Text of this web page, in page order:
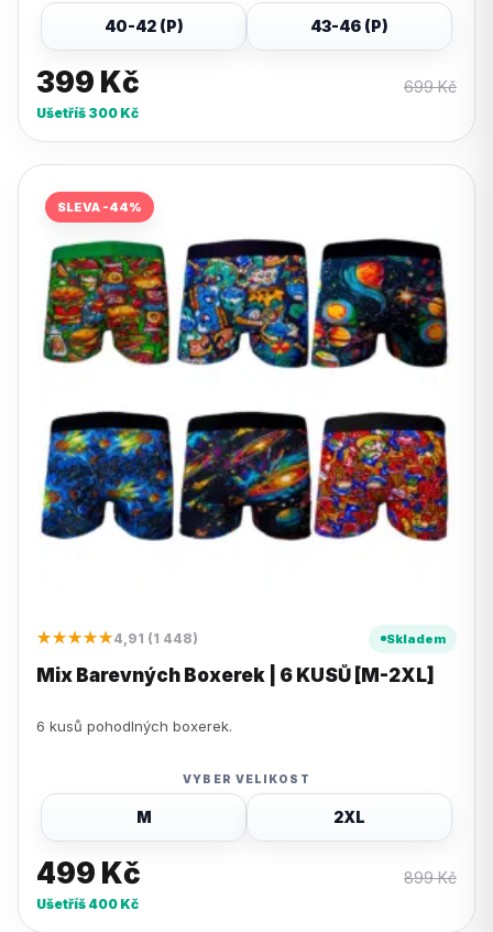
40-42 (P) 43-46 (P)
399 Kč 699Kč
Ušetříš 300 Kč
SLEVA -44%
★★★★★4,91 (1 448) Skladem
Mix Barevných Boxerek | 6 KUSŮ [M-2XL]
6 kusů pohodlných boxerek.
VYBER VELIKOST
M 2XL
499 Kč 899Kč
Ušetříš 400 Kč